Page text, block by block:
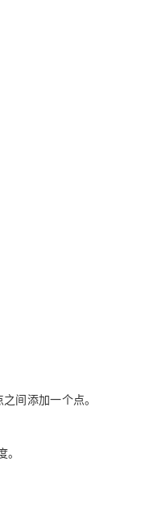
间添加一个点。